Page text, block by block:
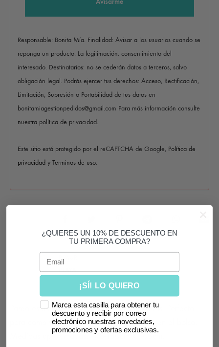
Responsable: Bonita Mía. Finalidad: Avisar a los usuarios cuando se
reponga un producto. La legitimación: consentimiento del
interesado. Destinatarios: no se cederán datos a terceros, salvo
obligación legal. Podrás ejercer tus derechos: Acceso, Rectificación,
Limitación, Supresión o Portabilidad de tus datos en
bonitamiagestionpedidos@gmail.com Para más información consulte
nuestra política de privacidad.
Este sitio está protegido por el reCAPTCHA de Google, Política de
privacidad y Terminos de uso.
P-MUR
CATEGORÍA
PLAYA
Pareo estampado rectangular, tonos variados. Perfecto
para combinar con bikini, bañador y llevar en el bolso.
Medidas aproximadas: 178-180cm x 108cm.
¿QUIERES UN 10% DE DESCUENTO EN
TU PRIMERA COMPRA?
Email
¡SÍ! LO QUIERO
Marca esta casilla para obtener tu
descuento y recibir por correo
electrónico nuestras novedades,
promociones y ofertas exclusivas.